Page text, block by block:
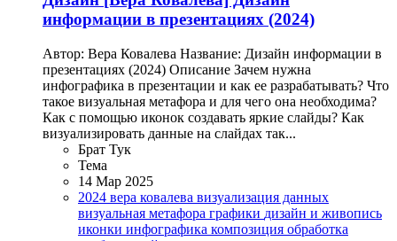
информации в презентациях (2024)
Автор: Вера Ковалева Название: Дизайн информации в
презентациях (2024) Описание Зачем нужна
инфографика в презентации и как ее разрабатывать? Что
такое визуальная метафора и для чего она необходима?
Как с помощью иконок создавать яркие слайды? Как
визуализировать данные на слайдах так...
Брат Тук
Тема
14 Мар 2025
2024 вера ковалева визуализация данных
визуальная метафора графики дизайн и живопись
иконки инфографика композиция обработка